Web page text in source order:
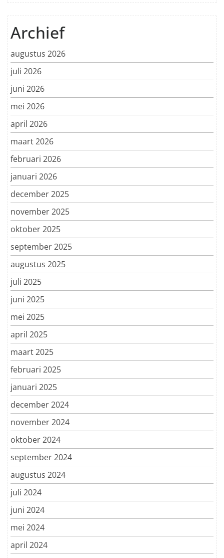
Archief
augustus 2026
juli 2026
juni 2026
mei 2026
april 2026
maart 2026
februari 2026
januari 2026
december 2025
november 2025
oktober 2025
september 2025
augustus 2025
juli 2025
juni 2025
mei 2025
april 2025
maart 2025
februari 2025
januari 2025
december 2024
november 2024
oktober 2024
september 2024
augustus 2024
juli 2024
juni 2024
mei 2024
april 2024